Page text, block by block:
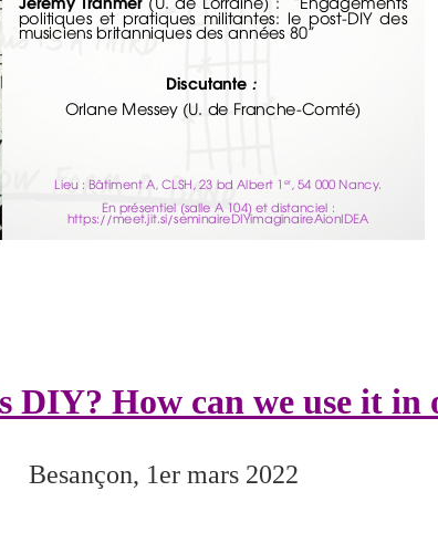
DIY? How can we use it in
Besançon, 1er mars 2022